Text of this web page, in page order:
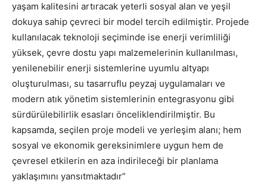
yaşam kalitesini artıracak yeterli sosyal alan ve yeşil
dokuya sahip çevreci bir model tercih edilmiştir. Projede
kullanılacak teknoloji seçiminde ise enerji verimliliği
yüksek, çevre dostu yapı malzemelerinin kullanılması,
yenilenebilir enerji sistemlerine uyumlu altyapı
oluşturulması, su tasarruflu peyzaj uygulamaları ve
modern atık yönetim sistemlerinin entegrasyonu gibi
sürdürülebilirlik esasları önceliklendirilmiştir. Bu
kapsamda, seçilen proje modeli ve yerleşim alanı; hem
sosyal ve ekonomik gereksinimlere uygun hem de
çevresel etkilerin en aza indirileceği bir planlama
yaklaşımını yansıtmaktadır”